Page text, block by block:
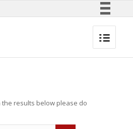
Canais
results below please do